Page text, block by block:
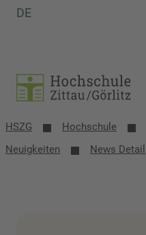
DE
HSZG Hochschule
Neuigkeiten
News Detail